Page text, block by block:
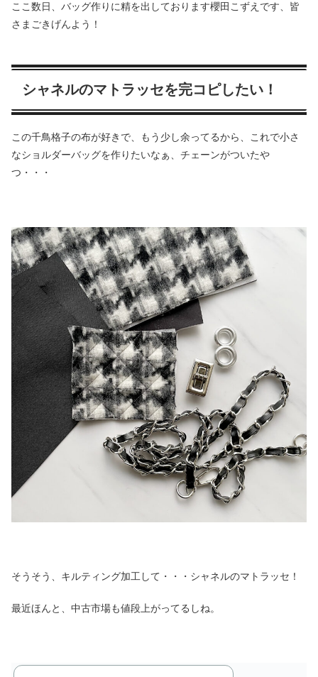
ここ数日、バッグ作りに精を出しております櫻田こずえです、皆
さまごきげんよう！
シャネルのマトラッセを完コピしたい！
この千鳥格子の布が好きで、もう少し余ってるから、これで小さ
なショルダーバッグを作りたいなぁ、チェーンがついたや
つ・・・
そうそう、キルティング加工して・・・シャネルのマトラッセ！
最近ほんと、中古市場も値段上がってるしね。